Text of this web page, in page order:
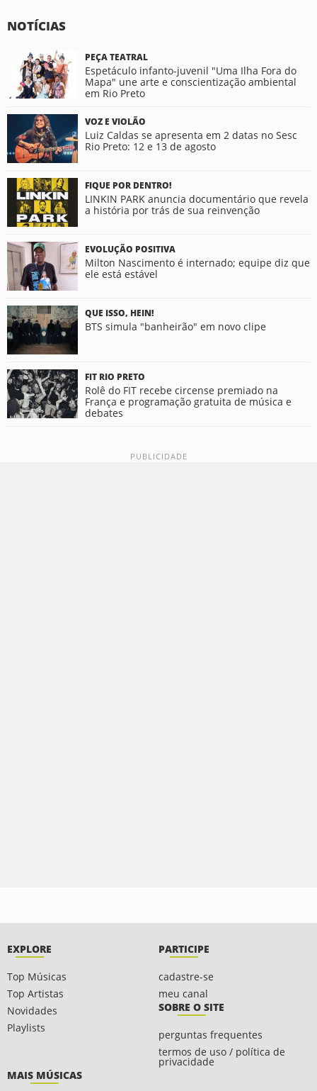
NOTÍCIAS
PEÇA TEATRAL
Espetáculo infanto-juvenil "Uma Ilha Fora do
Mapa" une arte e conscientização ambiental
em Rio Preto
VOZ E VIOLÃO
Luiz Caldas se apresenta em 2 datas no Sesc
Rio Preto: 12 e 13 de agosto
FIQUE POR DENTRO!
LINKIN PARK anuncia documentário que revela
a história por trás de sua reinvenção
EVOLUÇÃO POSITIVA
Milton Nascimento é internado; equipe diz que
ele está estável
QUE ISSO, HEIN!
BTS simula "banheirão" em novo clipe
FIT RIO PRETO
Rolê do FIT recebe circense premiado na
França e programação gratuita de música e
debates
EXPLORE
Top Músicas
Top Artistas
Novidades
Playlists
PARTICIPE
cadastre-se
meu canal
SOBRE O SITE
perguntas frequentes
termos de uso / política de
privacidade
MAIS MÚSICAS